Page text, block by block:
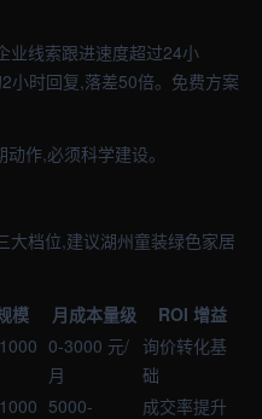
业线索跟进速度超过24小
小时回复,落差50倍。免费方案
作,必须科学建设。
大档位,建议湖州童装绿色家居
模 月成本量级
ROI 增益
0-3000 元/
月
询价转化基
础
5000-
成交率提升